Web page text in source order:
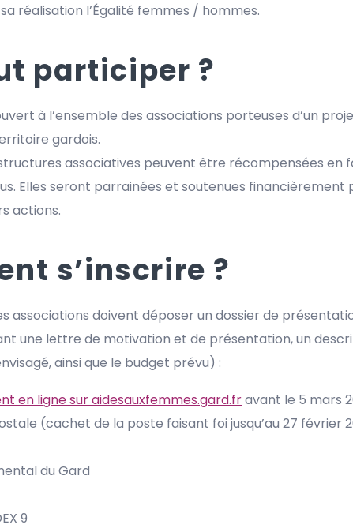
réalisation l’Égalité femmes / hommes.
participer ?
à l’ensemble des associations porteuses d’un
gardois.
associatives peuvent être récompensées en
Elles seront parrainées et soutenues financièrement
actions.
s’inscrire ?
associations doivent déposer un dossier de
une lettre de motivation et de présentation, un
ainsi que le budget prévu) :
en ligne sur aidesauxfemmes.gard.fravant le 5 mars
(cachet de la poste faisant foi jusqu’au 27 février
du Gard
9